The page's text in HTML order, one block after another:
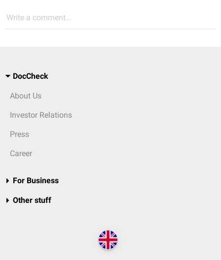
Write a comment...
DocCheck
About Us
Investor Relations
Press
Career
For Business
Other stuff